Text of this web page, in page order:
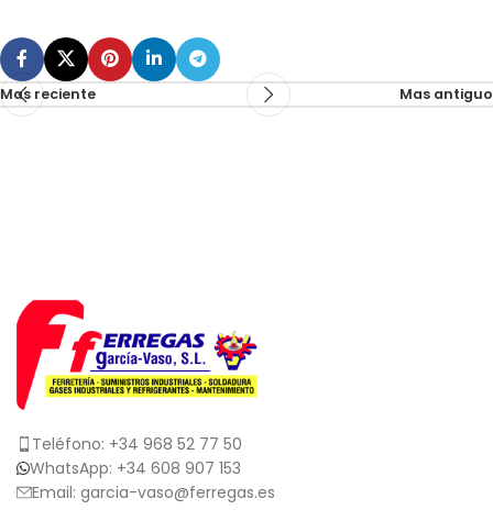
Mas reciente Mas antiguo
Teléfono: +34 968 52 77 50
WhatsApp: +34 608 907 153
Email: garcia-vaso@ferregas.es